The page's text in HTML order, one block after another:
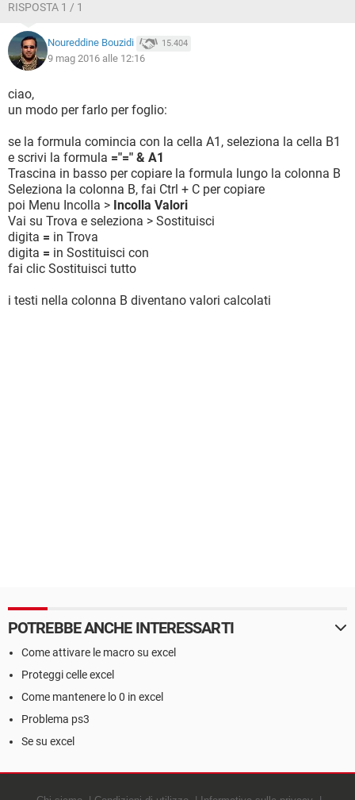
RISPOSTA 1 / 1
Noureddine Bouzidi 15.404
9 mag 2016 alle 12:16
ciao,
un modo per farlo per foglio:
se la formula comincia con la cella A1, seleziona la cella B1
e scrivi la formula ="=" & A1
Trascina in basso per copiare la formula lungo la colonna B
Seleziona la colonna B, fai Ctrl + C per copiare
poi Menu Incolla > Incolla Valori
Vai su Trova e seleziona > Sostituisci
digita = in Trova
digita = in Sostituisci con
fai clic Sostituisci tutto
i testi nella colonna B diventano valori calcolati
POTREBBE ANCHE INTERESSARTI
Come attivare le macro su excel
Proteggi celle excel
Come mantenere lo 0 in excel
Problema ps3
Se su excel